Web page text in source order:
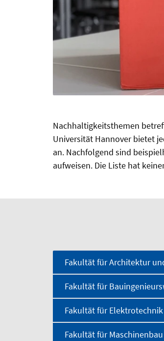
Nachhaltigkeitsthemen
Universität Hannover bietet
an. Nachfolgend sind
aufweisen. Die Liste hat
Fakultät für Architektur
Fakultät für
Fakultät für
Fakultät für Maschinenbau